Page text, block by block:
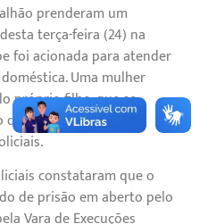
prenderam um
terça-feira (24) na
foi acionada para atender
Uma mulher
próprio filho, que se
de embriaguez no
constataram que o
de prisão em aberto pelo